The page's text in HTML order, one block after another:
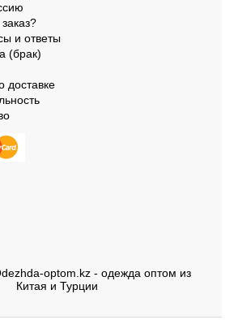
и ответы
(брак)
optom.kz - одежда оптом из
Китая и Турции